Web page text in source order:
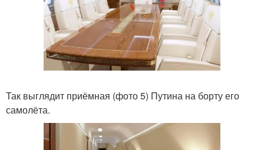
Так выглядит приёмная (фото 5) Путина на борту его
самолёта.